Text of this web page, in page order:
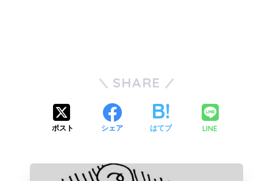
SHARE
ポスト シェア はてブ LINE